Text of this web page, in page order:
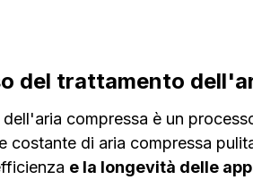
del trattamento
compressa è un
costante di aria compressa
e la longevità delle